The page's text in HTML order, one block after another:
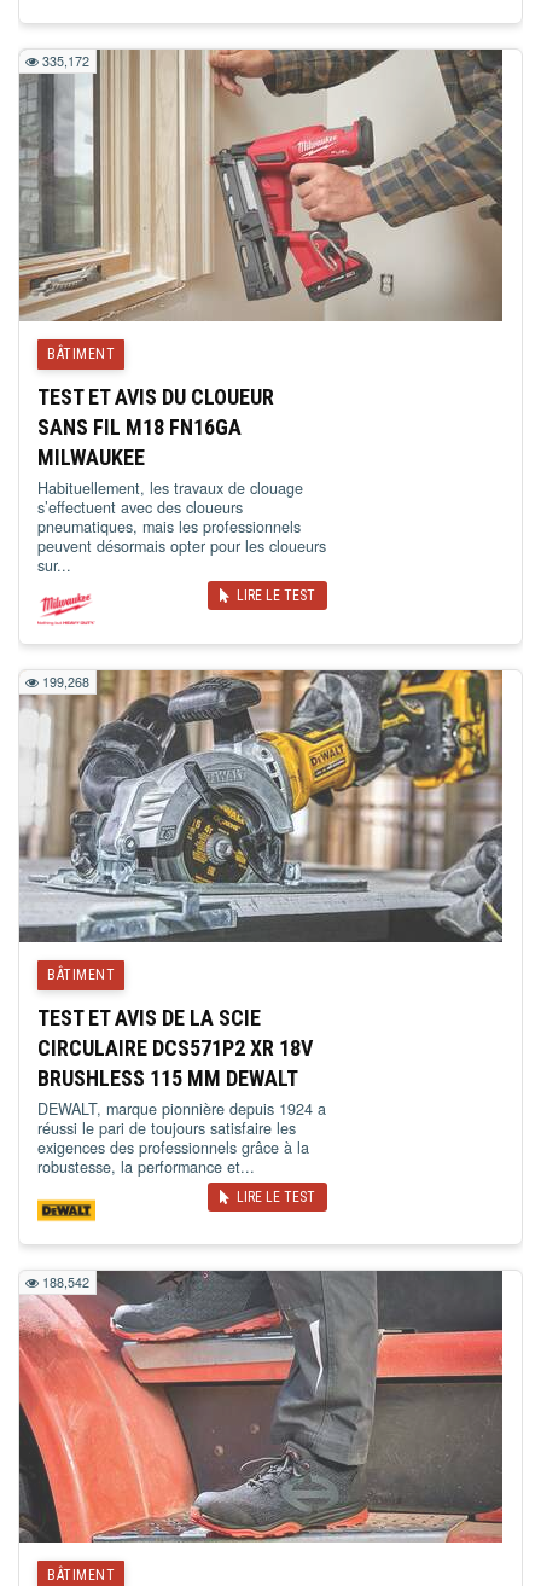
335,172
BÂTIMENT
TEST ET AVIS DU CLOUEUR
SANS FIL M18 FN16GA
MILWAUKEE
Habituellement, les travaux de clouage
s’effectuent avec des cloueurs
pneumatiques, mais les professionnels
peuvent désormais opter pour les cloueurs
sur...
LIRE LE TEST
199,268
BÂTIMENT
TEST ET AVIS DE LA SCIE
CIRCULAIRE DCS571P2 XR 18V
BRUSHLESS 115 MM DEWALT
DEWALT, marque pionnière depuis 1924 a
réussi le pari de toujours satisfaire les
exigences des professionnels grâce à la
robustesse, la performance et...
LIRE LE TEST
188,542
BÂTIMENT